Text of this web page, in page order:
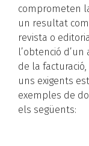
comprometen
un resultat
revista o
l’obtenció
de la
uns exigents
exemples de
els següents: